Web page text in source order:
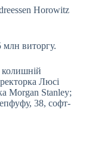
Horowitz
млн виторгу.
Люсі
Morgan Stanley;
38, софт-